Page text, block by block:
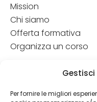
Gestisci
Per fornire le migliori
Mission
Chi siamo
Offerta formativa
Organizza un corso
Disclamer
Attenzione: Le